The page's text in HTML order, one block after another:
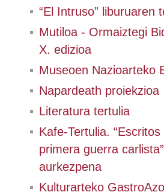
“El Intruso” liburuaren
Mutiloa - Ormaiztegi
X. edizioa
Museoen Nazioarteko
Napardeath proiekzioa
Literatura tertulia
Kafe-Tertulia.
primera guerra
aurkezpena
Kulturarteko